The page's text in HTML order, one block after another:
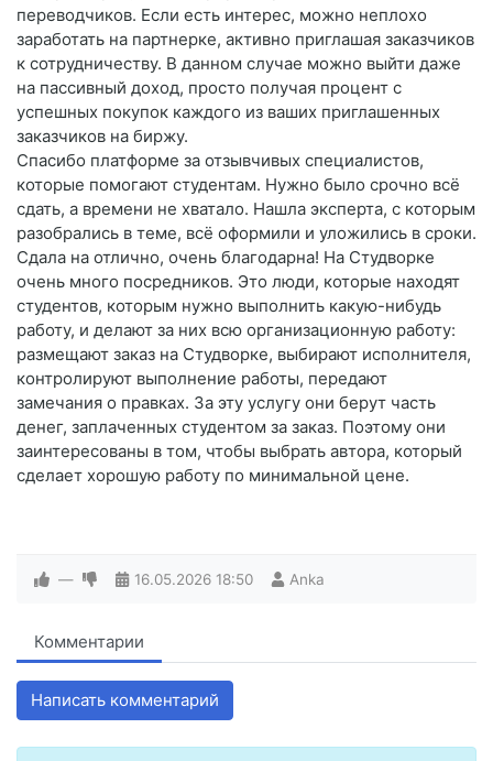
переводчиков. Если есть интерес, можно неплохо
заработать на партнерке, активно приглашая заказчиков
к сотрудничеству. В данном случае можно выйти даже
на пассивный доход, просто получая процент с
успешных покупок каждого из ваших приглашенных
заказчиков на биржу.
Спасибо платформе за отзывчивых специалистов,
которые помогают студентам. Нужно было срочно всё
сдать, а времени не хватало. Нашла эксперта, с которым
разобрались в теме, всё оформили и уложились в сроки.
Сдала на отлично, очень благодарна! На Студворке
очень много посредников. Это люди, которые находят
студентов, которым нужно выполнить какую-нибудь
работу, и делают за них всю организационную работу:
размещают заказ на Студворке, выбирают исполнителя,
контролируют выполнение работы, передают
замечания о правках. За эту услугу они берут часть
денег, заплаченных студентом за заказ. Поэтому они
заинтересованы в том, чтобы выбрать автора, который
сделает хорошую работу по минимальной цене.
— 16.05.2026 18:50 Anka
Комментарии
Написать комментарий